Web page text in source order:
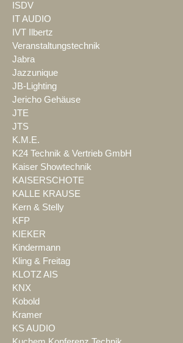
ISDV
IT AUDIO
IVT Ilbertz
Veranstaltungstechnik
Jabra
Jazzunique
JB-Lighting
Jericho Gehäuse
JTE
JTS
K.M.E.
K24 Technik & Vertrieb GmbH
Kaiser Showtechnik
KAISERSCHOTE
KALLE KRAUSE
Kern & Stelly
KFP
KIEKER
Kindermann
Kling & Freitag
KLOTZ AIS
KNX
Kobold
Kramer
KS AUDIO